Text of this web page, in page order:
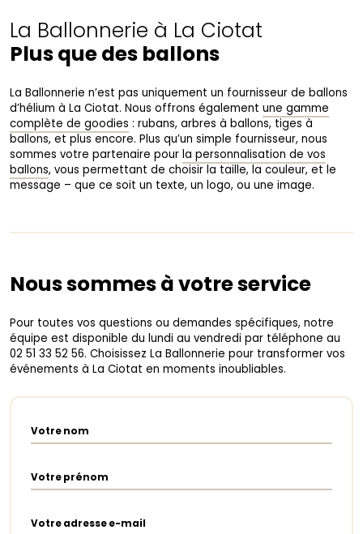
La Ballonnerie à La Ciotat
Plus que des ballons
La Ballonnerie n’est pas uniquement un fournisseur de ballons
d’hélium à La Ciotat. Nous offrons également une gamme
complète de goodies : rubans, arbres à ballons, tiges à
ballons, et plus encore. Plus qu’un simple fournisseur, nous
sommes votre partenaire pour la personnalisation de vos
ballons, vous permettant de choisir la taille, la couleur, et le
message – que ce soit un texte, un logo, ou une image.
Nous sommes à votre service
Pour toutes vos questions ou demandes spécifiques, notre
équipe est disponible du lundi au vendredi par téléphone au
02 51 33 52 56. Choisissez La Ballonnerie pour transformer vos
événements à La Ciotat en moments inoubliables.
Votre nom
Votre prénom
Votre adresse e-mail